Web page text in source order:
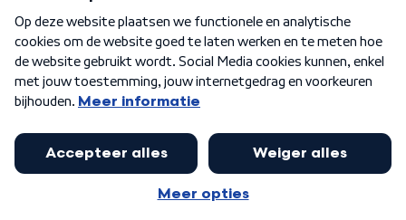
Algemene voorwaarden Privacybeleid